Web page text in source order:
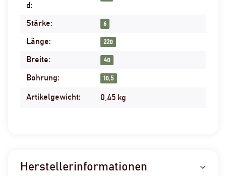
d:
Stärke: 6
Länge: 220
Breite: 40
Bohrung: 10,5
Artikelgewicht: 0,45 kg
Herstellerinformationen